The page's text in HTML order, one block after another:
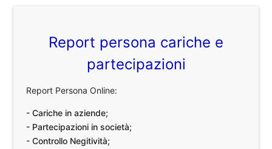
Report persona cariche e
partecipazioni
Report Persona Online:
- Cariche in aziende;
- Partecipazioni in società;
- Controllo Negitività;